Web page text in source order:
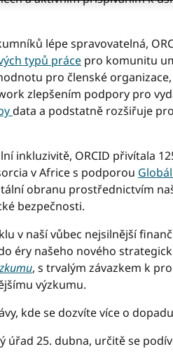
lépe spravovatelná,
typů práce pro komunitu
pro členské
zlepšením podpory pro
data a podstatně rozšiřuje
inkluzivitě, ORCID přivítala
v Africe s podporou
obranu prostřednictvím
bezpečnosti.
v naší vůbec nejsilnější
éry našeho nového
, s trvalým závazkem k
výzkumu.
kde se dozvíte více o
úřad 25. dubna, určitě se